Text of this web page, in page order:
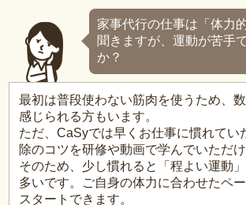
家事代行の仕事は「体力
聞きますが、運動が苦手
か？
最初は普段使わない筋肉を使うため、
感じられる方もいます。
ただ、CaSyでは早くお仕事に慣れてい
除のコツを研修や動画で学んでいただけ
そのため、少し慣れると「程よい運動
多いです。ご自身の体力に合わせたペ
スタートできます。